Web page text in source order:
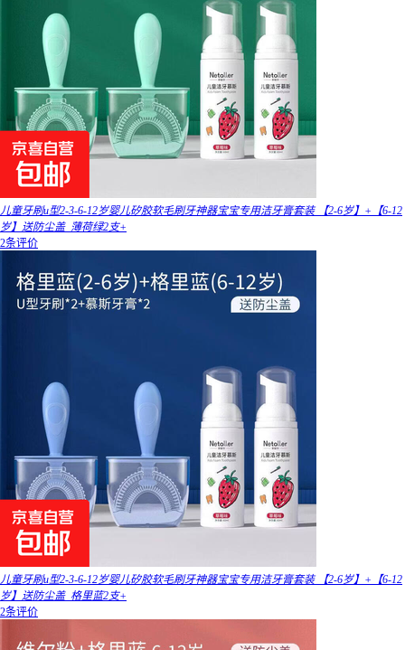
儿童牙刷u型2-3-6-12岁婴儿矽胶软毛刷牙神器宝宝专用洁牙膏套装 【2-6岁】+【6-12
岁】送防尘盖_薄荷绿2支+
2条评价
儿童牙刷u型2-3-6-12岁婴儿矽胶软毛刷牙神器宝宝专用洁牙膏套装 【2-6岁】+【6-12
岁】送防尘盖_格里蓝2支+
2条评价